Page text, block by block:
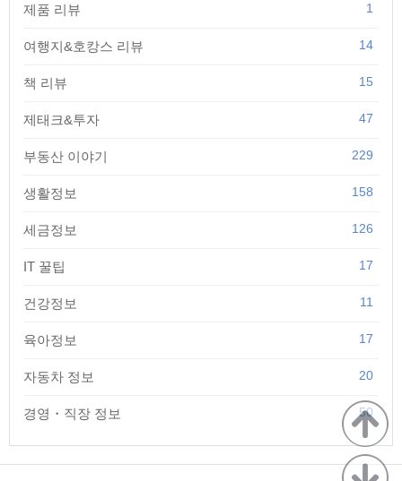
제품 리뷰 1
여행지&호캉스 리뷰 14
책 리뷰 15
제태크&투자 47
부동산 이야기 229
생활정보 158
세금정보 126
IT 꿀팁 17
건강정보 11
육아정보 17
자동차 정보 20
경영・직장 정보 50